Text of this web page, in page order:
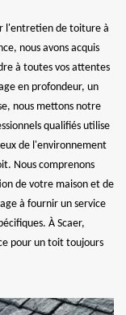
l'entretien de toiture à
nous avons acquis
à toutes vos attentes
en profondeur, un
nous mettons notre
qualifiés utilise
de l'environnement
Nous comprenons
de votre maison et de
à fournir un service
À Scaer,
pour un toit toujours